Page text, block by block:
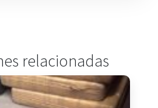
relacionadas